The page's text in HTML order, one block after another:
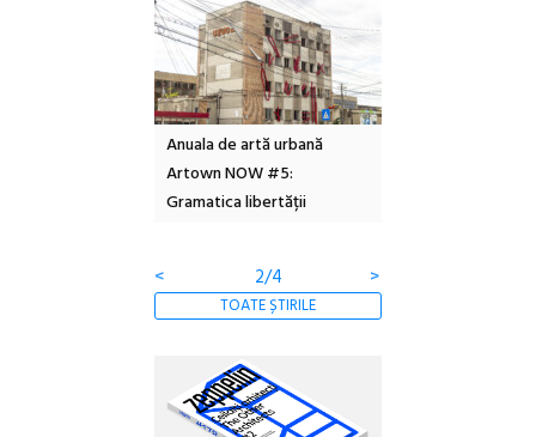
Anuala de artă urbană
Artown NOW #5:
Gramatica libertății
< 2/4 >
TOATE ȘTIRILE